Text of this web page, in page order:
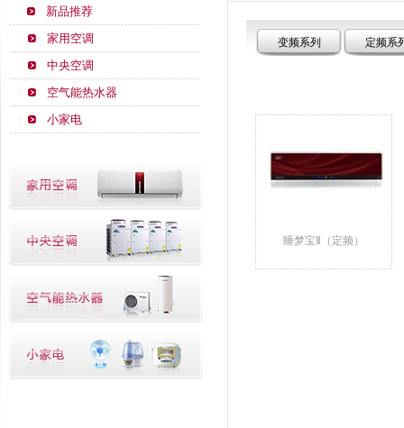
新品推荐
家用空调
中央空调
空气能热水器
小家电
变频系列 定频系
睡梦宝Ⅱ（定频）